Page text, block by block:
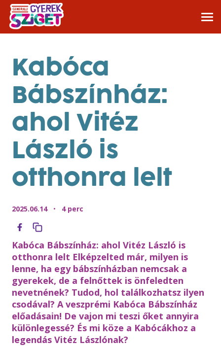
Kabóca
Bábszínház:
ahol Vitéz
László is
otthonra lelt
2025.06.14 • 4 perc
Kabóca Bábszínház: ahol Vitéz László is
otthonra lelt Elképzelted már, milyen is
lenne, ha egy bábszínházban nemcsak a
gyerekek, de a felnőttek is önfeledten
nevetnének? Tudod, hol találkozhatsz ilyen
csodával? A veszprémi Kabóca Bábszínház
előadásain! De vajon mi teszi őket annyira
különlegessé? És mi köze a Kabócákhoz a
legendás Vitéz Lászlónak?